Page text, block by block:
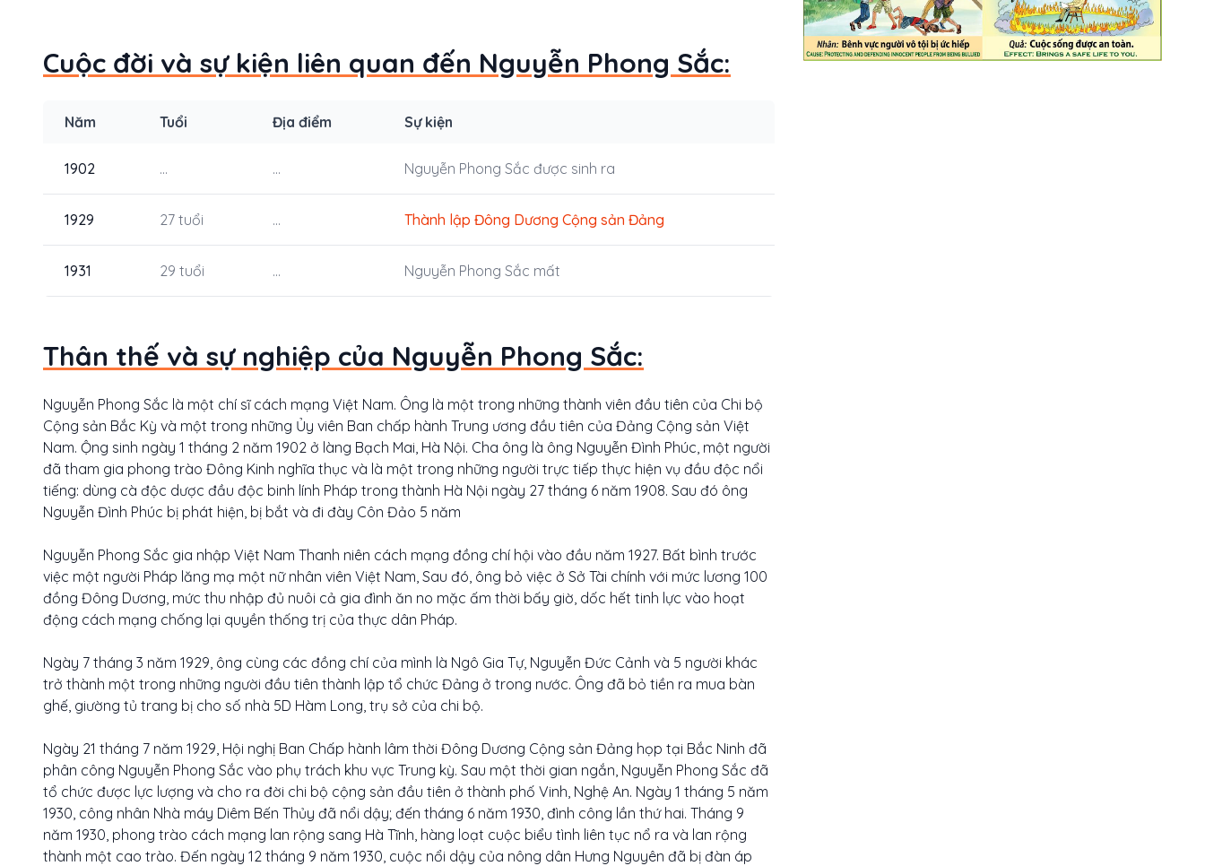
Cuộc đời và sự kiện liên quan đến Nguyễn Phong Sắc:
Năm Tuổi Địa điểm Sự kiện
1902 ... ... Nguyễn Phong Sắc được sinh ra
1929 27 tuổi ... Thành lập Đông Dương Cộng sản Đảng
1931 29 tuổi ... Nguyễn Phong Sắc mất
Thân thế và sự nghiệp của Nguyễn Phong Sắc:
Nguyễn Phong Sắc là một chí sĩ cách mạng Việt Nam. Ông là một trong những thành viên đầu tiên của Chi bộ
Cộng sản Bắc Kỳ và một trong những Ủy viên Ban chấp hành Trung ương đầu tiên của Đảng Cộng sản Việt
Nam. Ộng sinh ngày 1 tháng 2 năm 1902 ở làng Bạch Mai, Hà Nội. Cha ông là ông Nguyễn Đình Phúc, một người
đã tham gia phong trào Đông Kinh nghĩa thục và là một trong những người trực tiếp thực hiện vụ đầu độc nổi
tiếng: dùng cà độc dược đầu độc binh lính Pháp trong thành Hà Nội ngày 27 tháng 6 năm 1908. Sau đó ông
Nguyễn Đình Phúc bị phát hiện, bị bắt và đi đày Côn Đảo 5 năm
Nguyễn Phong Sắc gia nhập Việt Nam Thanh niên cách mạng đồng chí hội vào đầu năm 1927. Bất bình trước
việc một người Pháp lăng mạ một nữ nhân viên Việt Nam, Sau đó, ông bỏ việc ở Sở Tài chính với mức lương 100
đồng Đông Dương, mức thu nhập đủ nuôi cả gia đình ăn no mặc ấm thời bấy giờ, dốc hết tinh lực vào hoạt
động cách mạng chống lại quyền thống trị của thực dân Pháp.
Ngày 7 tháng 3 năm 1929, ông cùng các đồng chí của mình là Ngô Gia Tự, Nguyễn Đức Cảnh và 5 người khác
trở thành một trong những người đầu tiên thành lập tổ chức Đảng ở trong nước. Ông đã bỏ tiền ra mua bàn
ghế, giường tủ trang bị cho số nhà 5D Hàm Long, trụ sở của chi bộ.
Ngày 21 tháng 7 năm 1929, Hội nghị Ban Chấp hành lâm thời Đông Dương Cộng sản Đảng họp tại Bắc Ninh đã
phân công Nguyễn Phong Sắc vào phụ trách khu vực Trung kỳ. Sau một thời gian ngắn, Nguyễn Phong Sắc đã
tổ chức được lực lượng và cho ra đời chi bộ cộng sản đầu tiên ở thành phố Vinh, Nghệ An. Ngày 1 tháng 5 năm
1930, công nhân Nhà máy Diêm Bến Thủy đã nổi dậy; đến tháng 6 năm 1930, đình công lần thứ hai. Tháng 9
năm 1930, phong trào cách mạng lan rộng sang Hà Tĩnh, hàng loạt cuộc biểu tình liên tục nổ ra và lan rộng
thành một cao trào. Đến ngày 12 tháng 9 năm 1930, cuộc nổi dậy của nông dân Hưng Nguyên đã bị đàn áp